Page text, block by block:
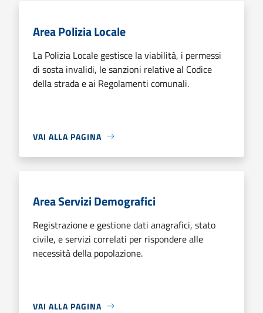
Area Polizia Locale
La Polizia Locale gestisce la viabilità, i permessi
di sosta invalidi, le sanzioni relative al Codice
della strada e ai Regolamenti comunali.
VAI ALLA PAGINA
Area Servizi Demografici
Registrazione e gestione dati anagrafici, stato
civile, e servizi correlati per rispondere alle
necessità della popolazione.
VAI ALLA PAGINA